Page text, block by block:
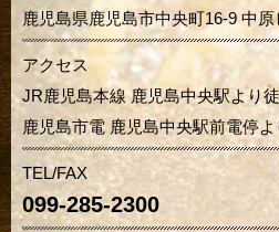
鹿児島県鹿児島市中央町16-9 中原
アクセス
JR鹿児島本線 鹿児島中央駅より
鹿児島市電 鹿児島中央駅前電停
TEL/FAX
099-285-2300